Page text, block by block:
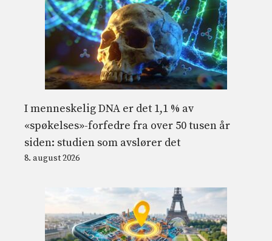
I menneskelig DNA er det 1,1 % av
«spøkelses»-forfedre fra over 50 tusen år
siden: studien som avslører det
8. august 2026